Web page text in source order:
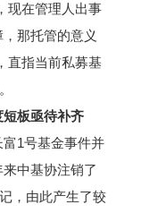
在管理人出事
那托管的意义
直指当前私募基
板亟待补齐
1号基金事件并
中基协注销了
，由此产生了较